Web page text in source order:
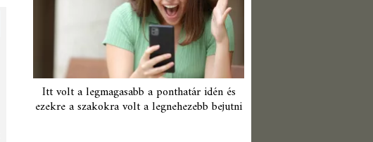
Itt volt a legmagasabb a ponthatár idén és
ezekre a szakokra volt a legnehezebb bejutni